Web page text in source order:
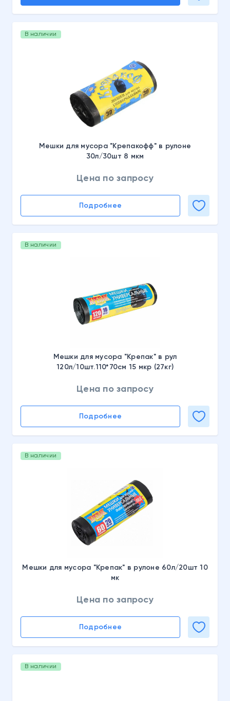
В наличии
Мешки для мусора "Крепакофф" в рулоне
30л/30шт 8 мкм
Цена по запросу
Подробнее
В наличии
Мешки для мусора "Крепак" в рул
120л/10шт.110*70см 15 мкр (27кг)
Цена по запросу
Подробнее
В наличии
Мешки для мусора "Крепак" в рулоне 60л/20шт 10
мк
Цена по запросу
Подробнее
В наличии